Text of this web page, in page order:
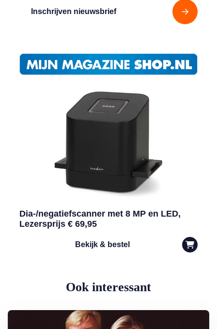
Inschrijven nieuwsbrief
Dia-/negatiefscanner met 8 MP en LED,
Lezersprijs € 69,95
Bekijk & bestel
Ook interessant
Lees meer over Hoe Máxima met één zin heel Nederland inpakte…